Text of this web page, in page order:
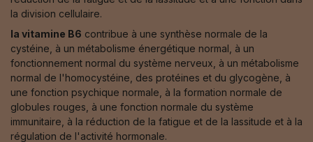
la division cellulaire.
la vitamine B6 contribue à une synthèse normale de la
cystéine, à un métabolisme énergétique normal, à un
fonctionnement normal du système nerveux, à un métabolisme
normal de l'homocystéine, des protéines et du glycogène, à
une fonction psychique normale, à la formation normale de
globules rouges, à une fonction normale du système
immunitaire, à la réduction de la fatigue et de la lassitude et à la
régulation de l'activité hormonale.